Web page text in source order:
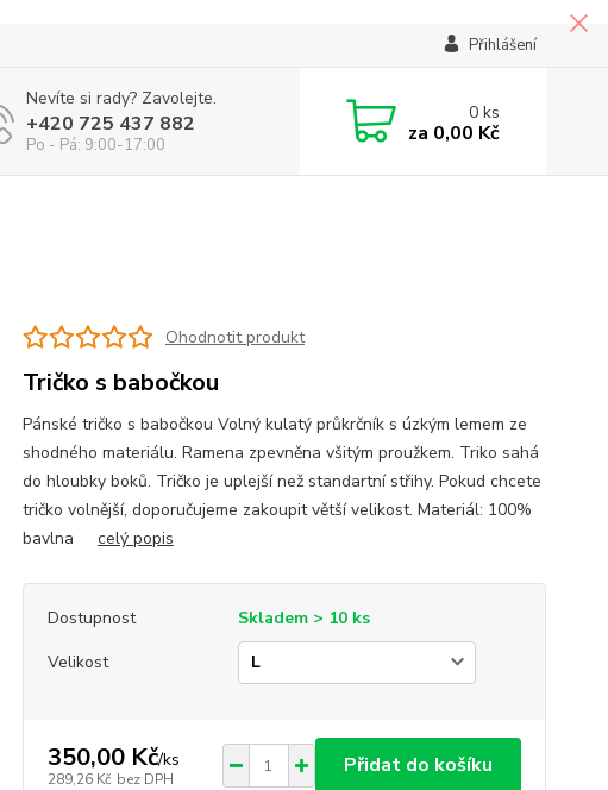
Přihlášení
Nevíte si rady? Zavolejte.
+420 725 437 882
Po - Pá: 9:00-17:00
0ks
za 0,00 Kč
Ohodnotit produkt
Tričko s babočkou
Pánské tričko s babočkou Volný kulatý průkrčník s úzkým lemem ze
shodného materiálu. Ramena zpevněna všitým proužkem. Triko sahá
do hloubky boků. Tričko je uplejší než standartní střihy. Pokud chcete
tričko volnější, doporučujeme zakoupit větší velikost. Materiál: 100%
bavlna celý popis
Dostupnost
Skladem > 10 ks
Velikost
350,00 Kč/ks
289,26 Kč bez DPH
Přidat do košíku